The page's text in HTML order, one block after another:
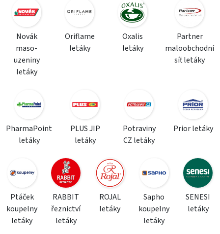
Novák
maso-
uzeniny
letáky
Oriflame
letáky
Oxalis
letáky
Partner
maloobchodní
síť letáky
PharmaPoint
letáky
PLUS JIP
letáky
Potraviny
CZ letáky
Prior letáky
Ptáček
koupelny
letáky
RABBIT
řeznictví
letáky
ROJAL
letáky
Sapho
koupelny
letáky
SENESI
letáky